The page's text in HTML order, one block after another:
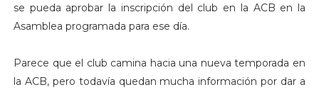
se pueda aprobar la inscripción del club en la ACB en la
Asamblea programada para ese día.
Parece que el club camina hacia una nueva temporada en
la ACB, pero todavía quedan mucha información por dar a